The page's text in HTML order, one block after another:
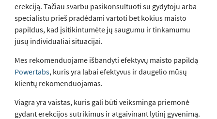
erekciją. Tačiau svarbu pasikonsultuoti su gydytoju arba
specialistu prieš pradėdami vartoti bet kokius maisto
papildus, kad įsitikintumėte jų saugumu ir tinkamumu
jūsų individualiai situacijai.
Mes rekomenduojame išbandyti efektyvų maisto papildą
Powertabs, kuris yra labai efektyvus ir daugelio mūsų
klientų rekomenduojamas.
Viagra yra vaistas, kuris gali būti veiksminga priemonė
gydant erekcijos sutrikimus ir atgaivinant lytinį gyvenimą.